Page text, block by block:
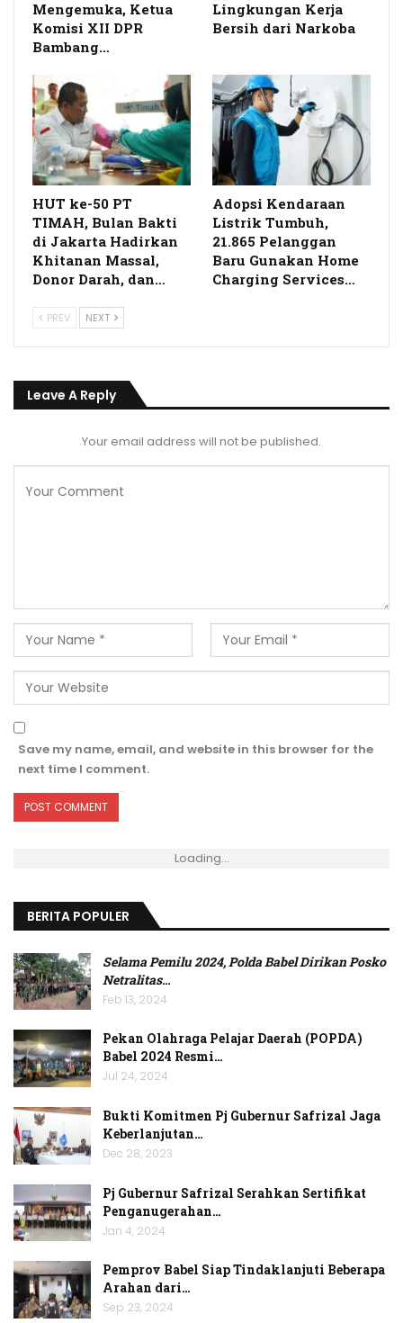
Mengemuka, Ketua
Komisi XII DPR
Bambang…
Lingkungan Kerja
Bersih dari Narkoba
HUT ke-50 PT
TIMAH, Bulan Bakti
di Jakarta Hadirkan
Khitanan Massal,
Donor Darah, dan…
Adopsi Kendaraan
Listrik Tumbuh,
21.865 Pelanggan
Baru Gunakan Home
Charging Services…
PREV NEXT
Leave A Reply
Your email address will not be published.
Save my name, email, and website in this browser for the
next time I comment.
Loading...
BERITA POPULER
Selama Pemilu 2024, Polda Babel Dirikan Posko
Netralitas…
Feb 13, 2024
Pekan Olahraga Pelajar Daerah (POPDA)
Babel 2024 Resmi…
Jul 24, 2024
Bukti Komitmen Pj Gubernur Safrizal Jaga
Keberlanjutan…
Dec 28, 2023
Pj Gubernur Safrizal Serahkan Sertifikat
Penganugerahan…
Jan 4, 2024
Pemprov Babel Siap Tindaklanjuti Beberapa
Arahan dari…
Sep 23, 2024